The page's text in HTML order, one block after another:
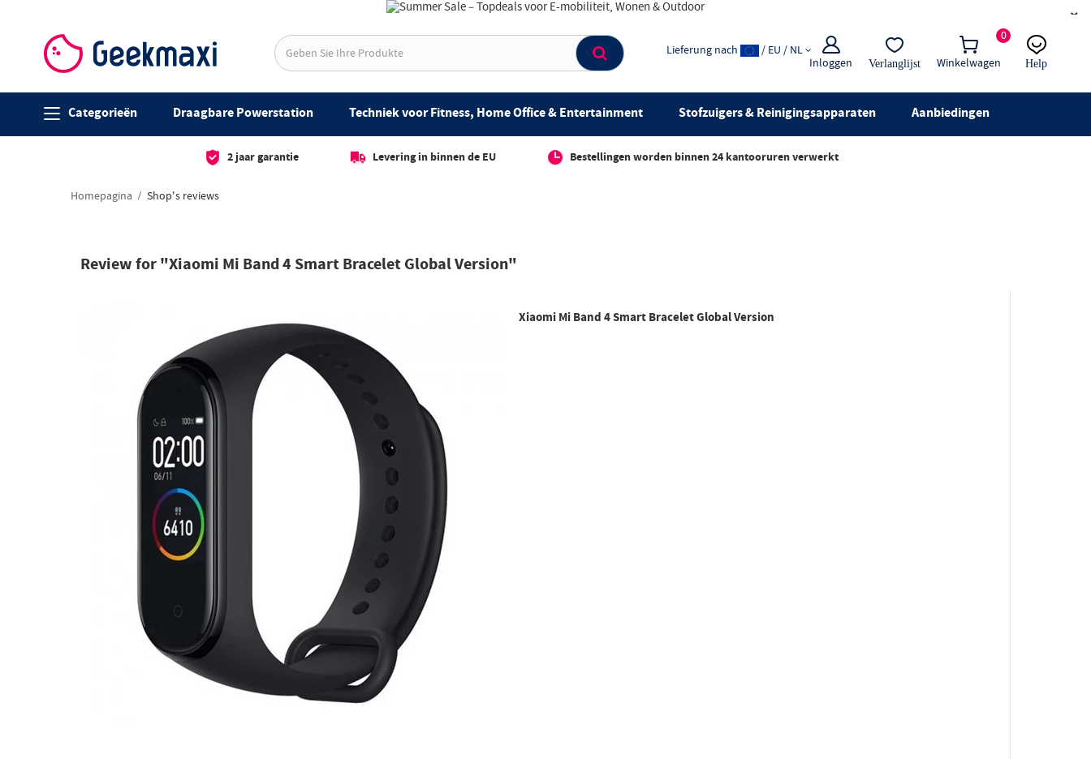
×
0
Winkelwagen
Inloggen Verlanglijst
Lieferung nach / EU / NL
Help
Live chat
Categorieën Draagbare Powerstation Techniek voor Fitness, Home Office & Entertainment Stofzuigers & Reinigingsapparaten Aanbiedingen
2 jaar garantie Levering in binnen de EU Bestellingen worden binnen 24 kantooruren verwerkt
Homepagina Shop's reviews
Review for "Xiaomi Mi Band 4 Smart Bracelet Global Version"
Xiaomi Mi Band 4 Smart Bracelet Global Version